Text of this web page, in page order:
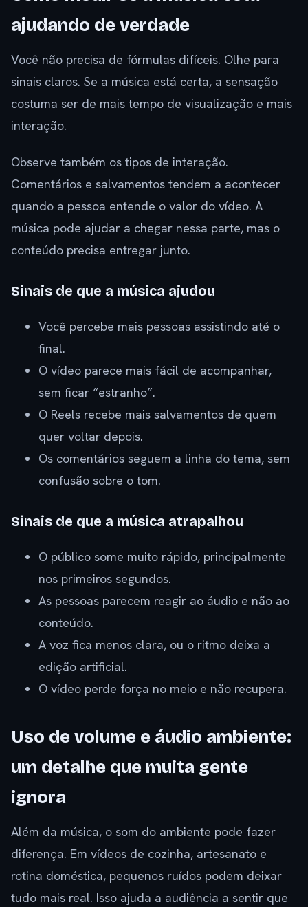
ajudando de verdade
Você não precisa de fórmulas difíceis. Olhe para
sinais claros. Se a música está certa, a sensação
costuma ser de mais tempo de visualização e mais
interação.
Observe também os tipos de interação.
Comentários e salvamentos tendem a acontecer
quando a pessoa entende o valor do vídeo. A
música pode ajudar a chegar nessa parte, mas o
conteúdo precisa entregar junto.
Sinais de que a música ajudou
Você percebe mais pessoas assistindo até o
final.
O vídeo parece mais fácil de acompanhar,
sem ficar “estranho”.
O Reels recebe mais salvamentos de quem
quer voltar depois.
Os comentários seguem a linha do tema, sem
confusão sobre o tom.
Sinais de que a música atrapalhou
O público some muito rápido, principalmente
nos primeiros segundos.
As pessoas parecem reagir ao áudio e não ao
conteúdo.
A voz fica menos clara, ou o ritmo deixa a
edição artificial.
O vídeo perde força no meio e não recupera.
Uso de volume e áudio ambiente:
um detalhe que muita gente
ignora
Além da música, o som do ambiente pode fazer
diferença. Em vídeos de cozinha, artesanato e
rotina doméstica, pequenos ruídos podem deixar
tudo mais real. Isso ajuda a audiência a sentir que